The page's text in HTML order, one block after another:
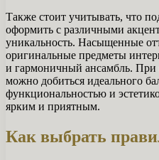
Также стоит учитывать, что
оформить с различными
уникальность. Насыщенные
оригинальные предметы
и гармоничный ансамбль. При
можно добиться идеального
функциональностью и
ярким и приятным.
Как выбрать